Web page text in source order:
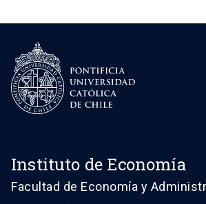
Instituto de Economía
Facultad de Economía y